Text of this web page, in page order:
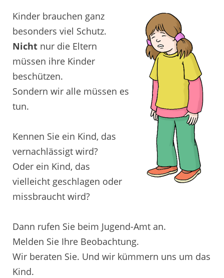
Kinder brauchen ganz
besonders viel Schutz.
Nicht nur die Eltern
müssen ihre Kinder
beschützen.
Sondern wir alle müssen es
tun.
Kennen Sie ein Kind, das
vernachlässigt wird?
Oder ein Kind, das
vielleicht geschlagen oder
missbraucht wird?
Dann rufen Sie beim Jugend-Amt an.
Melden Sie Ihre Beobachtung.
Wir beraten Sie. Und wir kümmern uns um das
Kind.